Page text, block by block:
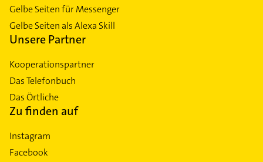
Gelbe Seiten für Messenger
Gelbe Seiten als Alexa Skill
Unsere Partner
Kooperationspartner
Das Telefonbuch
Das Örtliche
Zu finden auf
Instagram
Facebook